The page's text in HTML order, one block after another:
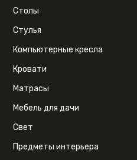
Столы
Стулья
Компьютерные кресла
Кровати
Матрасы
Мебель для дачи
Свет
Предметы интерьера